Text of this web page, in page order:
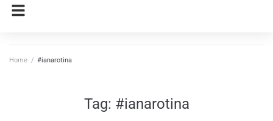
Home / #ianarotina
Tag: #ianarotina